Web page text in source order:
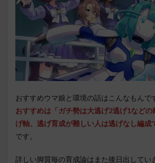
おすすめウマ娘と環境の話はこんなもんで
おすすめは「ガチ勢は大逃げ2逃げ1などの
げ軸、逃げ育成が難しい人は逃げなし編成
です。
詳しい脚質毎の育成論はまた後日出してい